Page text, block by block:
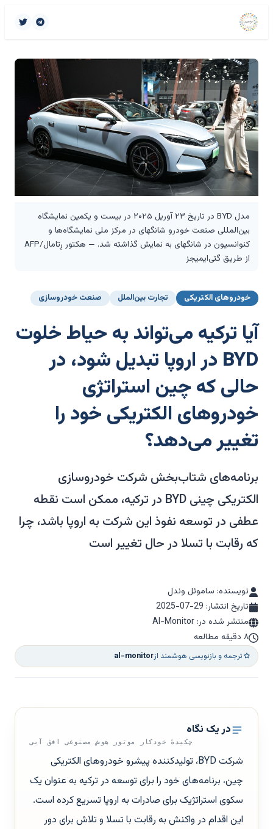
مدل BYD در تاریخ ۲۳ آوریل ۲۰۲۵ در بیست و یکمین نمایشگاه
بین‌المللی صنعت خودرو شانگهای در مرکز ملی نمایشگاه‌ها و
کنوانسیون در شانگهای به نمایش گذاشته شد. — هکتور رِتامال/AFP
از طریق گتی‌ایمیجز
خودروهای الکتریکی تجارت بین‌الملل صنعت خودروسازی
آیا ترکیه می‌تواند به حیاط خلوت
BYD در اروپا تبدیل شود، در
حالی که چین استراتژی
خودروهای الکتریکی خود را
تغییر می‌دهد؟
برنامه‌های شتاب‌بخش شرکت خودروسازی
الکتریکی چینی BYD در ترکیه، ممکن است نقطه
عطفی در توسعه نفوذ این شرکت به اروپا باشد، چرا
که رقابت با تسلا در حال تغییر است
نویسنده: ساموئل وندل
تاریخ انتشار: 2025-07-29
منتشر شده در: Al-Monitor
۸ دقیقه مطالعه
ترجمه و بازنویسی هوشمند ازal-monitor
در یک نگاه
چکیدهٔ خودکار موتور هوش مصنوعی افق آبی
شرکت BYD، تولیدکننده پیشرو خودروهای الکتریکی
چین، برنامه‌های خود را برای توسعه در ترکیه به عنوان یک
سکوی استراتژیک برای صادرات به اروپا تسریع کرده است.
این اقدام در واکنش به رقابت با تسلا و تلاش برای دور